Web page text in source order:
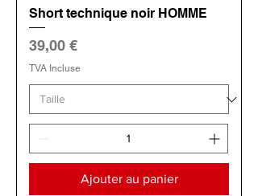
Short technique noir HOMME
Prix
39,00 €
TVA Incluse
Ajouter au panier